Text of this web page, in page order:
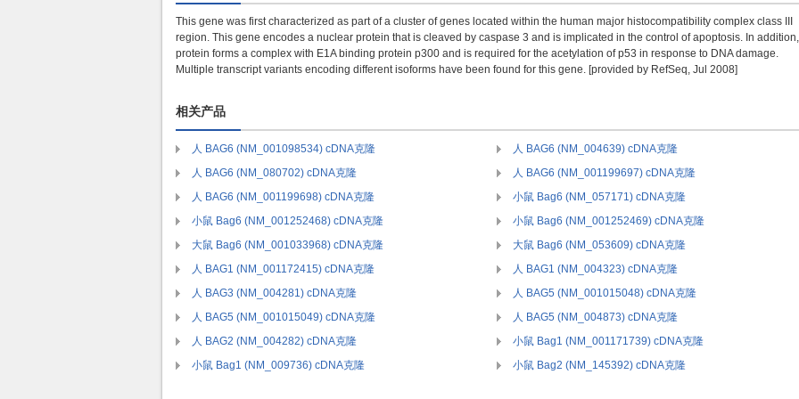
This gene was first characterized as part of a cluster of genes located within the human major histocompatibility complex class III
region. This gene encodes a nuclear protein that is cleaved by caspase 3 and is implicated in the control of apoptosis. In
protein forms a complex with E1A binding protein p300 and is required for the acetylation of p53 in response to DNA damage.
Multiple transcript variants encoding different isoforms have been found for this gene. [provided by RefSeq, Jul 2008]
相关产品
人 BAG6 (NM_001098534) cDNA克隆
人 BAG6 (NM_004639) cDNA克隆
人 BAG6 (NM_080702) cDNA克隆
人 BAG6 (NM_001199697) cDNA克隆
人 BAG6 (NM_001199698) cDNA克隆
小鼠 Bag6 (NM_057171) cDNA克隆
小鼠 Bag6 (NM_001252468) cDNA克隆
小鼠 Bag6 (NM_001252469) cDNA克隆
大鼠 Bag6 (NM_001033968) cDNA克隆
大鼠 Bag6 (NM_053609) cDNA克隆
人 BAG1 (NM_001172415) cDNA克隆
人 BAG1 (NM_004323) cDNA克隆
人 BAG3 (NM_004281) cDNA克隆
人 BAG5 (NM_001015048) cDNA克隆
人 BAG5 (NM_001015049) cDNA克隆
人 BAG5 (NM_004873) cDNA克隆
人 BAG2 (NM_004282) cDNA克隆
小鼠 Bag1 (NM_001171739) cDNA克隆
小鼠 Bag1 (NM_009736) cDNA克隆
小鼠 Bag2 (NM_145392) cDNA克隆